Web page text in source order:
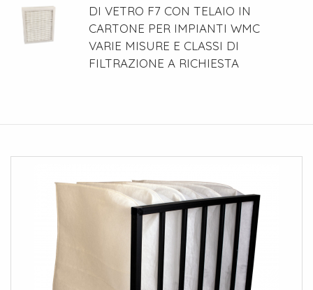
DI VETRO F7 CON TELAIO IN
CARTONE PER IMPIANTI WMC
VARIE MISURE E CLASSI DI
FILTRAZIONE A RICHIESTA